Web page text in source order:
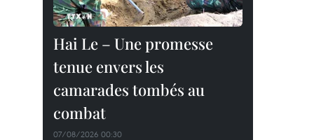
Hai Le – Une promesse
tenue envers les
camarades tombés au
combat
07/08/2026 00:30